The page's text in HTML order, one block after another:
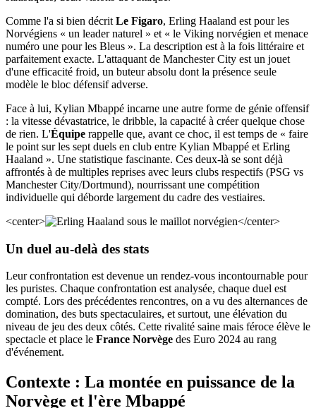
Comme l'a si bien décrit Le Figaro, Erling Haaland est pour les
Norvégiens « un leader naturel » et « le Viking norvégien et menace
numéro une pour les Bleus ». La description est à la fois littéraire et
parfaitement exacte. L'attaquant de Manchester City est un jouet
d'une efficacité froid, un buteur absolu dont la présence seule
modèle le bloc défensif adverse.
Face à lui, Kylian Mbappé incarne une autre forme de génie offensif
: la vitesse dévastatrice, le dribble, la capacité à créer quelque chose
de rien. L'Équipe rappelle que, avant ce choc, il est temps de « faire
le point sur les sept duels en club entre Kylian Mbappé et Erling
Haaland ». Une statistique fascinante. Ces deux-là se sont déjà
affrontés à de multiples reprises avec leurs clubs respectifs (PSG vs
Manchester City/Dortmund), nourrissant une compétition
individuelle qui déborde largement du cadre des vestiaires.
<center>
</center>
Un duel au-delà des stats
Leur confrontation est devenue un rendez-vous incontournable pour
les puristes. Chaque confrontation est analysée, chaque duel est
compté. Lors des précédentes rencontres, on a vu des alternances de
domination, des buts spectaculaires, et surtout, une élévation du
niveau de jeu des deux côtés. Cette rivalité saine mais féroce élève le
spectacle et place le France Norvège des Euro 2024 au rang
d'événement.
Contexte : La montée en puissance de la
Norvège et l'ère Mbappé